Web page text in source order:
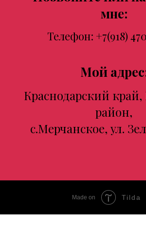
мне:
Телефон: +7(918)
Мой
Краснодарский
район,
с.Мерчанское, ул.
Made on Tilda